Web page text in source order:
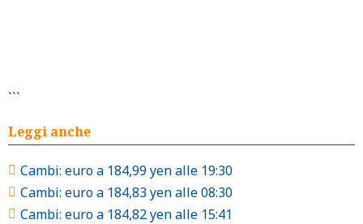
```
Leggi anche
Cambi: euro a 184,99 yen alle 19:30
Cambi: euro a 184,83 yen alle 08:30
Cambi: euro a 184,82 yen alle 15:41